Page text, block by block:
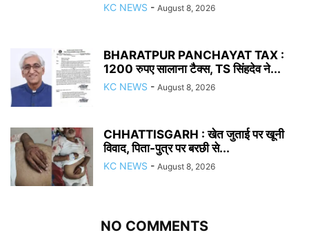
KC NEWS - August 8, 2026
BHARATPUR PANCHAYAT TAX :
1200 रुपए सालाना टैक्स, TS सिंहदेव ने...
KC NEWS - August 8, 2026
CHHATTISGARH : खेत जुताई पर खूनी
विवाद, पिता-पुत्र पर बरछी से...
KC NEWS - August 8, 2026
NO COMMENTS